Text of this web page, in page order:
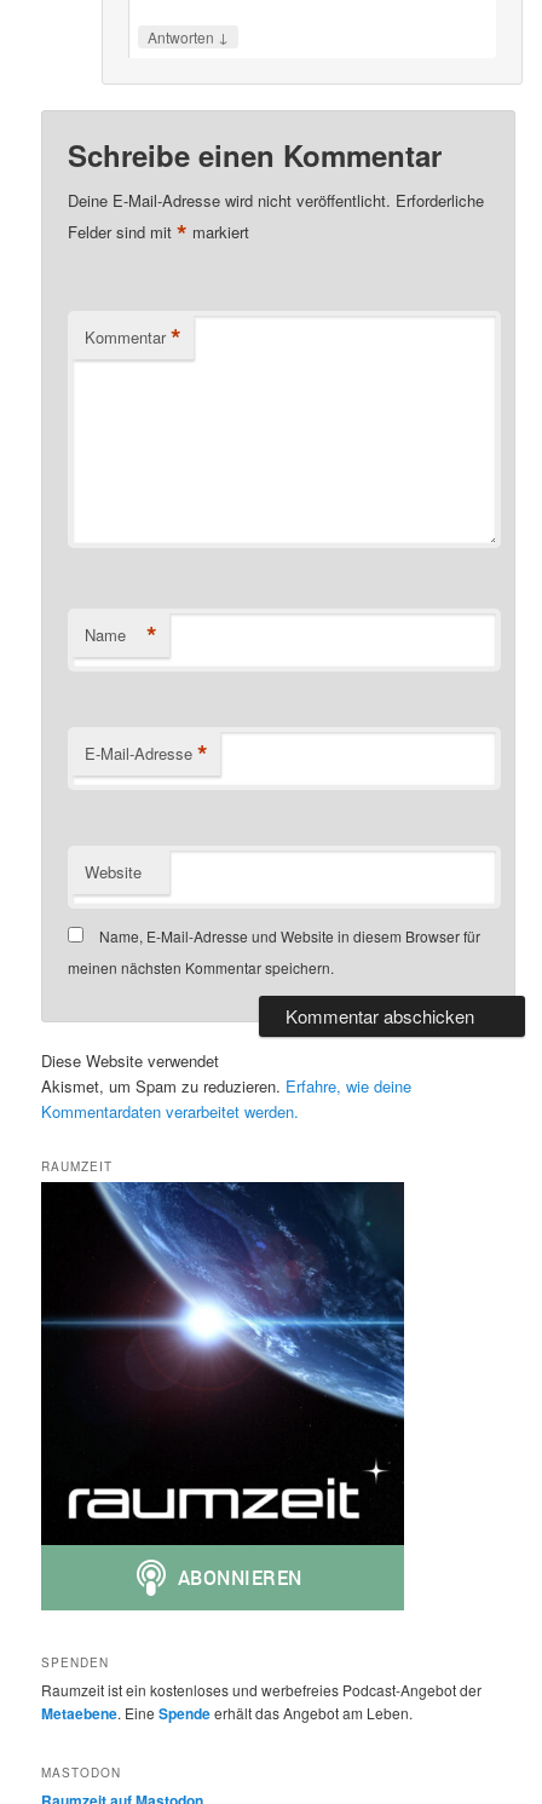
Antworten ↓
Schreibe einen Kommentar
Deine E-Mail-Adresse wird nicht veröffentlicht. Erforderliche
Felder sind mit* markiert
Kommentar *
Name *
E-Mail-Adresse *
Website
Name, E-Mail-Adresse und Website in diesem Browser für
meinen nächsten Kommentar speichern.
Diese Website verwendet
Akismet, um Spam zu reduzieren. Erfahre, wie deine
Kommentardaten verarbeitet werden.
RAUMZEIT
SPENDEN
Raumzeit ist ein kostenloses und werbefreies Podcast-Angebot der
Metaebene. EineSpendeerhält das Angebot am Leben.
MASTODON